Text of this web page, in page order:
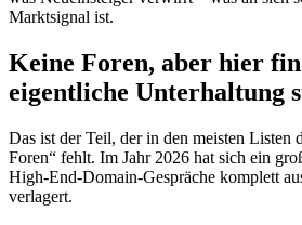
Marktsignal ist.
Keine Foren, aber hier
eigentliche Unterhaltung
Das ist der Teil, der in den meisten Listen
Foren“ fehlt. Im Jahr 2026 hat sich ein
High-End-Domain-Gespräche komplett
verlagert.